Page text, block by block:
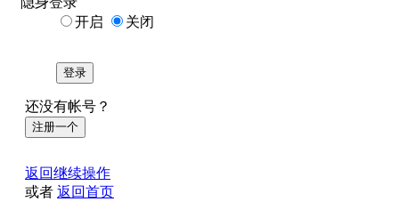
开启
关闭
登录
还没有帐号？
注册一个
返回继续操作
或者 返回首页